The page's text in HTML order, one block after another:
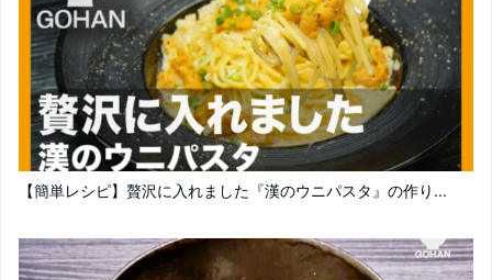
【簡単レシピ】贅沢に入れました『漢のウニパスタ』の作り...